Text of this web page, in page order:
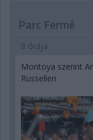
Parc Fermé
8 órája
Montoya szerint
Russellen